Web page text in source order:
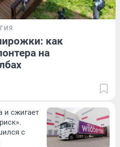
как
на
и сжигает
с